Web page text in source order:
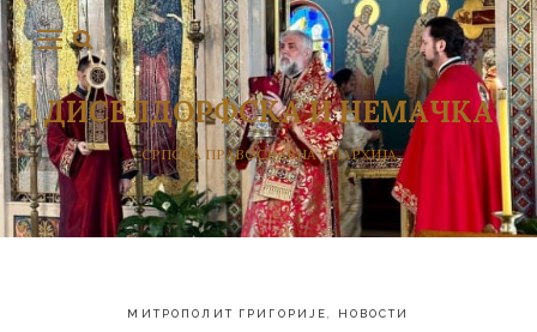
ДИСЕЛДОРФСКА И НЕМАЧКА
СРПСКА ПРАВОСЛАВНА ЕПАРХИЈА
МИТРОПОЛИТ ГРИГОРИЈЕ НОВОСТИ